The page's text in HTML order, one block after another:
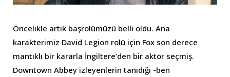
Öncelikle artık başrolümüzü belli oldu. Ana
karakterimiz David Legion rolü için Fox son derece
mantıklı bir kararla İngiltere’den bir aktör seçmiş.
Downtown Abbey izleyenlerin tanıdığı -ben